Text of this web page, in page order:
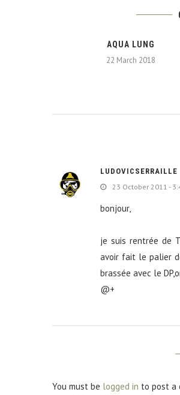
AQUA LUNG
22 March 2018
LUDOVICSERRAILLE
23 October 2011 -
bonjour,
je suis rentrée de
avoir fait le palier
brassée avec le
@+
You must be logged in to post a